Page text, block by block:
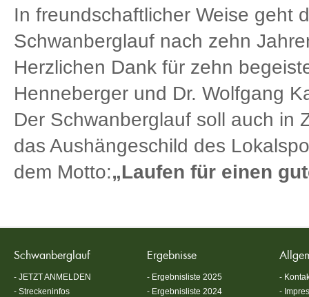
In freundschaftlicher Weise geht
Schwanberglauf nach zehn
Herzlichen Dank für zehn
Henneberger und Dr. Wolfgang
Der Schwanberglauf soll auch in
das Aushängeschild des
dem Motto:„Laufen für einen
Schwanberglauf
- JETZT ANMELDEN
- Streckeninfos
Ergebnisse
- Ergebnisliste 2025
- Ergebnisliste 2024
-
-